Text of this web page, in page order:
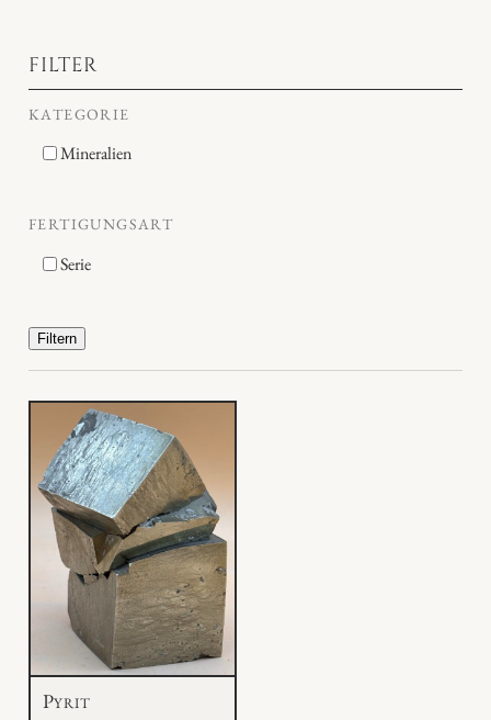
FILTER
KATEGORIE
Mineralien
FERTIGUNGSART
Serie
Filtern
Pyrit